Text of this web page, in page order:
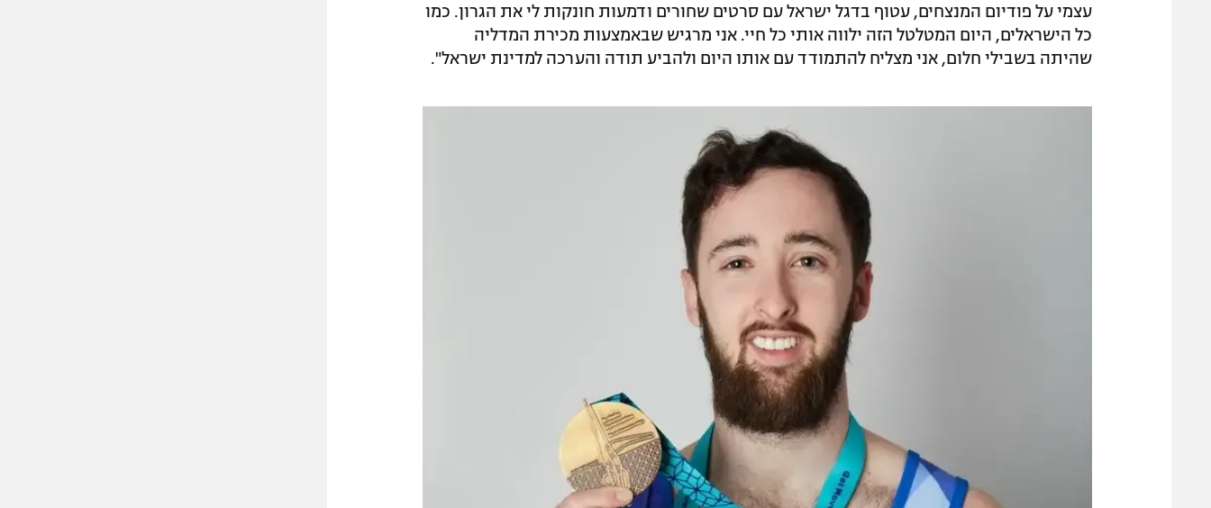
עצמי על פודיום המנצחים, עטוף בדגל ישראל עם סרטים שחורים ודמעות חונקות לי את הגרון. כמו
כל הישראלים, היום המטלטל הזה ילווה אותי כל חיי. אני מרגיש שבאמצעות מכירת המדליה
שהיתה בשבילי חלום, אני מצליח להתמודד עם אותו היום ולהביע תודה והערכה למדינת ישראל".